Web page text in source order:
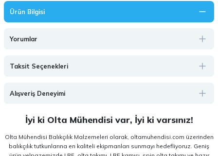
Ürün Bilgisi
Yorumlar
Taksit Seçenekleri
Alışveriş Deneyimi
İyi ki Olta Mühendisi var, İyi ki varsınız!
Olta Mühendisi Balıkçılık Malzemeleri olarak, oltamuhendisi.com üzerinden
balıkçılık tutkunlarına en kaliteli ekipmanları sunmayı hedefliyoruz. Geniş